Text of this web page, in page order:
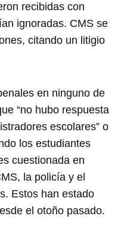
recibidas con
ignoradas. CMS se
citando un litigio
en ninguno de
“no hubo respuesta
escolares” o
los estudiantes
cuestionada en
la policía y el
Estos han estado
el otoño pasado.